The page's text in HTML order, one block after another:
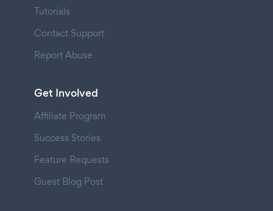
Tutorials
Contact Support
Report Abuse
Get Involved
Affiliate Program
Success Stories
Feature Requests
Guest Blog Post